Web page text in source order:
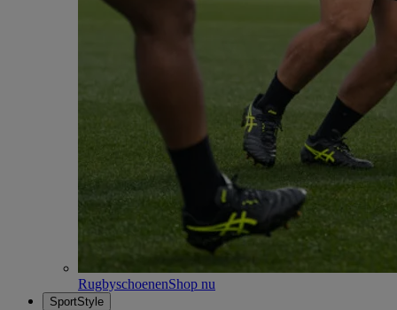
RugbyschoenenShop nu
SportStyle